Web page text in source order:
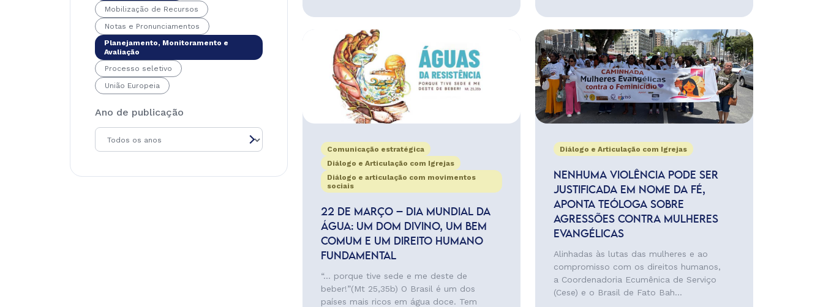
Mobilização de Recursos
Notas e Pronunciamentos
Planejamento, Monitoramento e
Avaliação
Processo seletivo
União Europeia
Ano de publicação
Comunicação estratégica
Diálogo e Articulação com Igrejas
Diálogo e articulação com movimentos
sociais
22 DE MARÇO – DIA MUNDIAL DA
ÁGUA: UM DOM DIVINO, UM BEM
COMUM E UM DIREITO HUMANO
FUNDAMENTAL
“… porque tive sede e me deste de
beber!”(Mt 25,35b) O Brasil é um dos
países mais ricos em água doce. Tem
Diálogo e Articulação com Igrejas
NENHUMA VIOLÊNCIA PODE SER
JUSTIFICADA EM NOME DA FÉ,
APONTA TEÓLOGA SOBRE
AGRESSÕES CONTRA MULHERES
EVANGÉLICAS
Alinhadas às lutas das mulheres e ao
compromisso com os direitos humanos,
a Coordenadoria Ecumênica de Serviço
(Cese) e o Brasil de Fato Bah...